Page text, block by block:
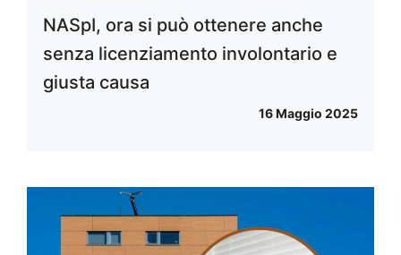
NASpI, ora si può ottenere anche
senza licenziamento involontario e
giusta causa
16 Maggio 2025